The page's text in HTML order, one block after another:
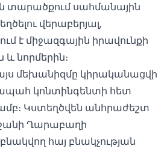
տարածքում սահմանային
վերաբերյալ,
է միջազգային իրավունքի
և նորմերին։
մեխանիզմը կիրականացվի
կոնտինգենտի հետ
Կստեղծվեն անհրաժեշտ
Ղարաբաղի
հայ բնակչության